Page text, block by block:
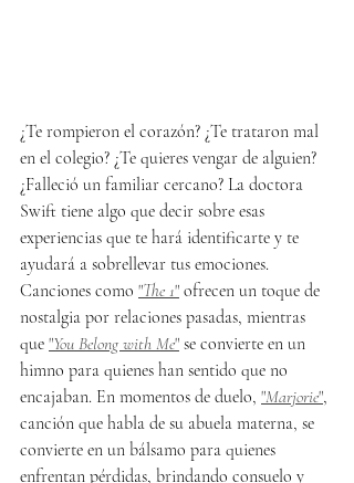
¿Te rompieron el corazón? ¿Te trataron mal
en el colegio? ¿Te quieres vengar de alguien?
¿Falleció un familiar cercano? La doctora
Swift tiene algo que decir sobre esas
experiencias que te hará identificarte y te
ayudará a sobrellevar tus emociones.
Canciones como "The 1" ofrecen un toque de
nostalgia por relaciones pasadas, mientras
que "You Belong with Me" se convierte en un
himno para quienes han sentido que no
encajaban. En momentos de duelo, "Marjorie",
canción que habla de su abuela materna, se
convierte en un bálsamo para quienes
enfrentan pérdidas, brindando consuelo y